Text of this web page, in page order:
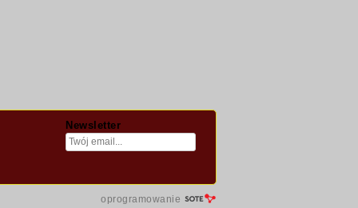
Newsletter
oprogramowanie